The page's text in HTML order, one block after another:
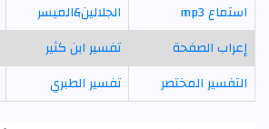
استماع mp3
الجلالين&الميسر
إعراب الصفحة
تفسير ابن كثير
التفسير المختصر
تفسير الطبري